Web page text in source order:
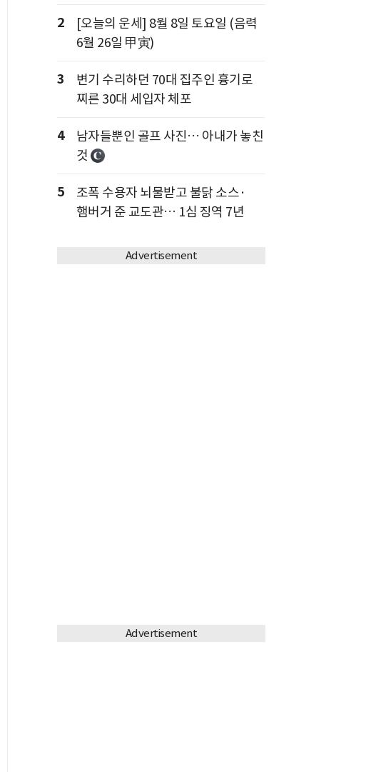
2
[오늘의 운세] 8월 8일 토요일 (음력
6월 26일 甲寅)
3
변기 수리하던 70대 집주인 흉기로
찌른 30대 세입자 체포
4
남자들뿐인 골프 사진… 아내가 놓친
것
5
조폭 수용자 뇌물받고 불닭 소스·
햄버거 준 교도관… 1심 징역 7년